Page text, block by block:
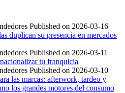
Published on 2026-03-16
duplican su presencia en mercados
Published on 2026-03-11
tu franquicia
Published on 2026-03-10
las marcas: afterwork, tardeo y
los grandes motores del consumo